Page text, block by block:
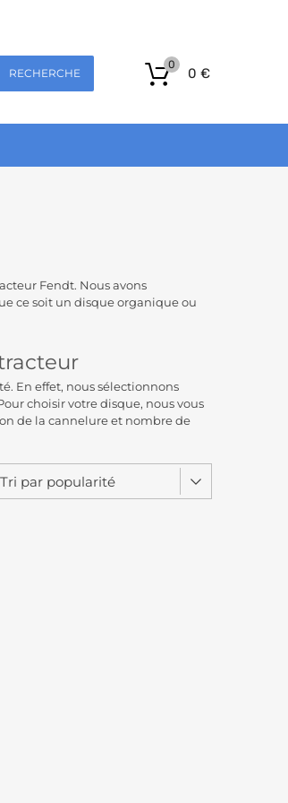
RECHERCHE 0 €
0
Fendt. Nous avons
ce soit un disque organique ou
En effet, nous sélectionnons
choisir votre disque, nous vous
de la cannelure et nombre de